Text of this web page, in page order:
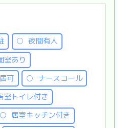
夜間有人
室あり
可
ナースコール
室トイレ付き
居室キッチン付き